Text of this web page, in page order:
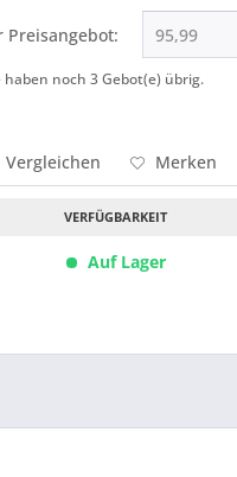
Preisangebot:
haben noch 3Gebot(e) übrig.
Vergleichen Merken
VERFÜGBARKEIT
Auf Lager